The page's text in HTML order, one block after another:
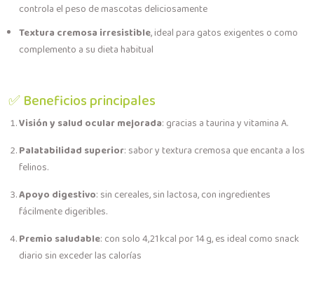
controla el peso de mascotas deliciosamente
Textura cremosa irresistible, ideal para gatos exigentes o como
complemento a su dieta habitual
✅ Beneficios principales
Visión y salud ocular mejorada: gracias a taurina y vitamina A.
Palatabilidad superior: sabor y textura cremosa que encanta a los
felinos.
Apoyo digestivo: sin cereales, sin lactosa, con ingredientes
fácilmente digeribles.
Premio saludable: con solo 4,21 kcal por 14 g, es ideal como snack
diario sin exceder las calorías